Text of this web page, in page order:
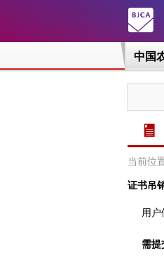
当前位
证书吊
用户
需提